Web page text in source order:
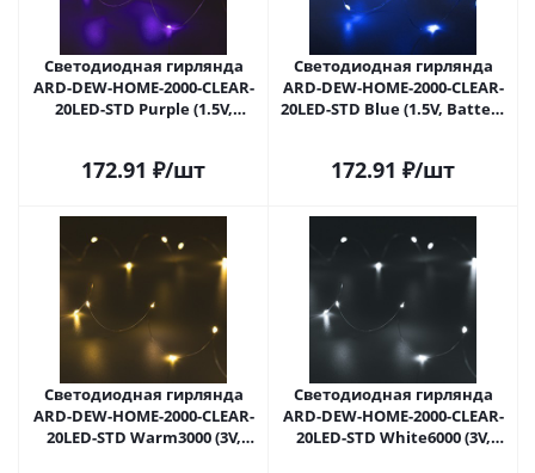
Светодиодная гирлянда
ARD-DEW-HOME-2000-CLEAR-
20LED-STD Purple (1.5V,
Саратове
172.91 ₽/шт
Светодиодная гирлянда
ARD-DEW-HOME-2000-CLEAR-
20LED-STD Blue (1.5V, Battery
172.91 ₽/шт
Светодиодная гирлянда
ARD-DEW-HOME-2000-CLEAR-
20LED-STD Warm3000 (3V,
Светодиодная гирлянда
ARD-DEW-HOME-2000-CLEAR-
20LED-STD White6000 (3V,